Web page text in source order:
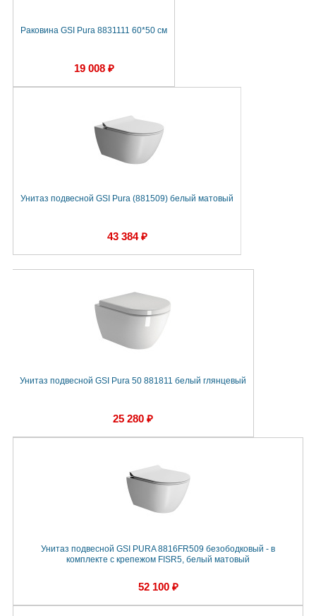
Раковина GSI Pura 8831111 60*50 см
19 008 ₽
Унитаз подвесной GSI Pura (881509) белый матовый
43 384 ₽
Унитаз подвесной GSI Pura 50 881811 белый глянцевый
25 280 ₽
Унитаз подвесной GSI PURA 8816FR509 безободковый - в
комплекте с крепежом FISR5, белый матовый
52 100 ₽